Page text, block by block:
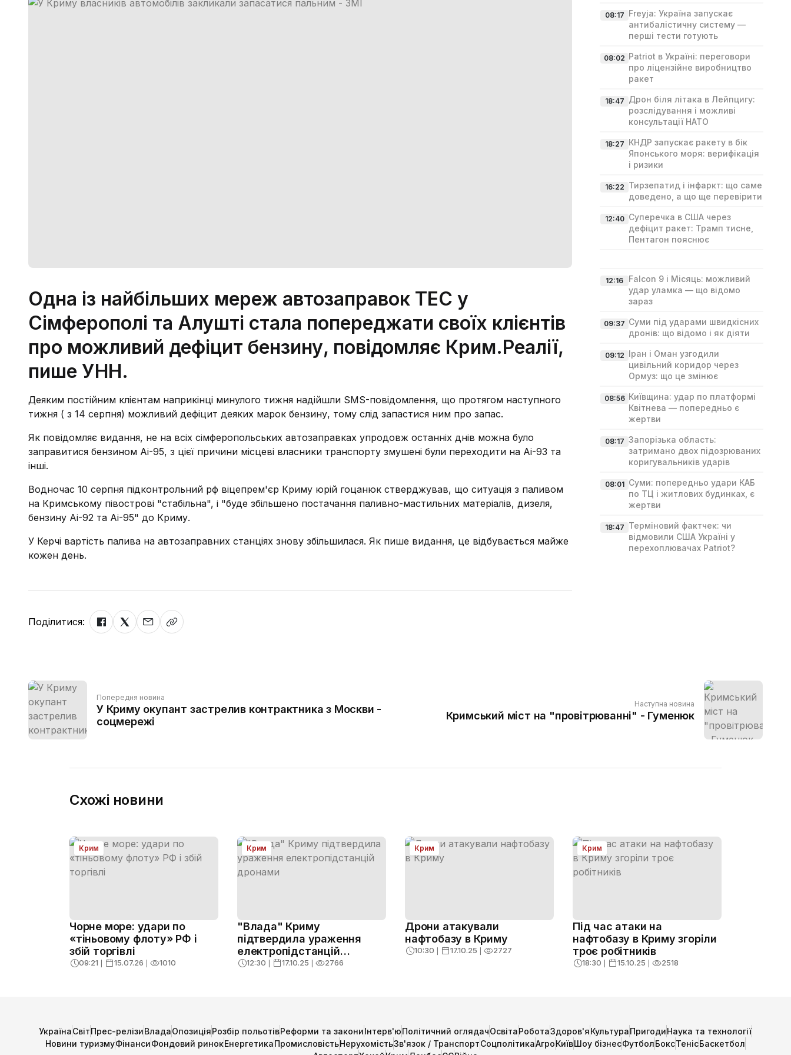
Одна із найбільших мереж автозаправок ТЕС у
Сімферополі та Алушті стала попереджати своїх клієнтів
про можливий дефіцит бензину, повідомляє Крим.Реалії,
пише УНН.
Деяким постійним клієнтам наприкінці минулого тижня надійшли SMS-повідомлення, що протягом наступного
тижня ( з 14 серпня) можливий дефіцит деяких марок бензину, тому слід запастися ним про запас.
Як повідомляє видання, не на всіх сімферопольських автозаправках упродовж останніх днів можна було
заправитися бензином Аі-95, з цієї причини місцеві власники транспорту змушені були переходити на Аі-93 та
інші.
Водночас 10 серпня підконтрольний рф віцепрем'єр Криму юрій гоцанюк стверджував, що ситуація з паливом
на Кримському півострові "стабільна", і "буде збільшено постачання паливно-мастильних матеріалів, дизеля,
бензину Аі-92 та Аі-95" до Криму.
У Керчі вартість палива на автозаправних станціях знову збільшилася. Як пише видання, це відбувається майже
кожен день.
Поділитися:
08:17 Freyja: Україна запускає
антибалістичну систему —
перші тести готують
08:02 Patriot в Україні: переговори
про ліцензійне виробництво
ракет
18:47 Дрон біля літака в Лейпцигу:
розслідування і можливі
консультації НАТО
18:27 КНДР запускає ракету в бік
Японського моря: верифікація
і ризики
16:22 Тирзепатид і інфаркт: що саме
доведено, а що ще перевірити
12:40 Суперечка в США через
дефіцит ракет: Трамп тисне,
Пентагон пояснює
12:16
Falcon 9 і Місяць: можливий
удар уламка — що відомо
зараз
09:37 Суми під ударами швидкісних
дронів: що відомо і як діяти
09:12 Іран і Оман узгодили
цивільний коридор через
Ормуз: що це змінює
08:56 Київщина: удар по платформі
Квітнева — попередньо є
жертви
08:17 Запорізька область:
затримано двох підозрюваних
коригувальників ударів
08:01 Суми: попередньо удари КАБ
по ТЦ і житлових будинках, є
жертви
18:47 Терміновий фактчек: чи
відмовили США Україні у
перехоплювачах Patriot?
Попередня новина
У Криму окупант застрелив контрактника з Москви -
соцмережі
Наступна новина
Кримський міст на "провітрюванні" - Гуменюк
Схожі новини
Крим
Чорне море: удари по
«тіньовому флоту» РФ і
збій торгівлі
09:21 ❘ 15.07.26 ❘ 1010
Крим
"Влада" Криму
підтвердила ураження
електропідстанцій
дронами
12:30 ❘ 17.10.25 ❘ 2766
Крим
Дрони атакували
нафтобазу в Криму
10:30 ❘ 17.10.25 ❘ 2727
Крим
Під час атаки на
нафтобазу в Криму згоріли
троє робітників
18:30 ❘ 15.10.25 ❘ 2518
УкраїнаСвітПрес-релізиВладаОпозиціяРозбір польотівРеформи та закониІнтерв'юПолітичний оглядачОсвітаРоботаЗдоров'яКультураПригодиНаука та технології
Новини туризмуФінансиФондовий ринокЕнергетикаПромисловістьНерухомістьЗв'язок / ТранспортСоцполітикаАгроКиївШоу бізнесФутболБоксТенісБаскетбол